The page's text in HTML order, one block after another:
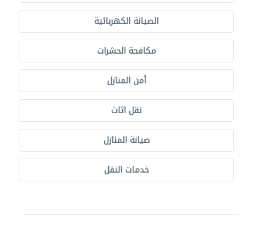
الصيانة الكهربائية
مكافحة الحشرات
أمن المنازل
نقل اثاث
صيانة المنازل
خدمات النقل